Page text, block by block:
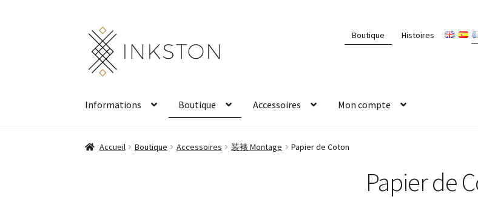
Aller
la
navigation
Aller
au
contenu
Boutique Histoires
Informations Boutique Accessoires Mon compte
Accueil Boutique Accessoires 装裱 Montage Papier de Coton
Papier de